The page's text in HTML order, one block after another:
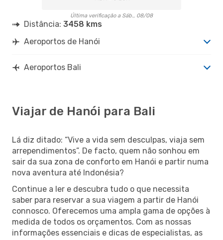
Última verificação a Sáb., 08/08
Distância: 3458 kms
Aeroportos de Hanói
Aeroportos Bali
Viajar de Hanói para Bali
Lá diz ditado: “Vive a vida sem desculpas, viaja sem
arrependimentos”. De facto, quem não sonhou em
sair da sua zona de conforto em Hanói e partir numa
nova aventura até Indonésia?
Continue a ler e descubra tudo o que necessita
saber para reservar a sua viagem a partir de Hanói
connosco. Oferecemos uma ampla gama de opções à
medida de todos os orçamentos. Com as nossas
informações essenciais e dicas de especialistas, as